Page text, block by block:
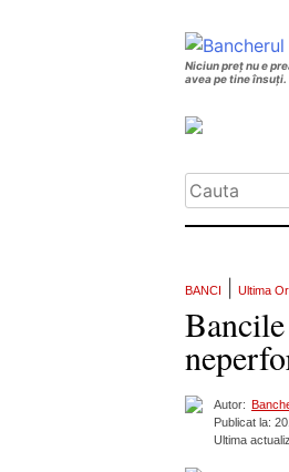
Niciun preț nu e
avea pe tine însuți.
BANCI Ultima
Autor:
Publicat la:
Ultima